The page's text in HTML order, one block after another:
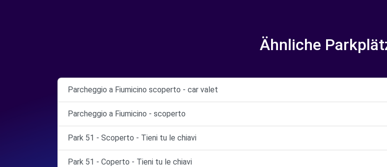
Ähnliche
Parcheggio a Fiumicino scoperto - car valet
Parcheggio a Fiumicino - scoperto
Park 51 - Scoperto - Tieni tu le chiavi
Park 51 - Coperto - Tieni tu le chiavi